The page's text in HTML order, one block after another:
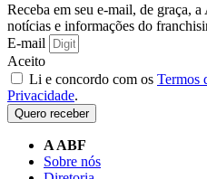
Receba em seu e-mail, de graça,
notícias e informações do
E-mail
Aceito
Li e concordo com os Termos
Privacidade.
Quero receber
A ABF
Sobre nós